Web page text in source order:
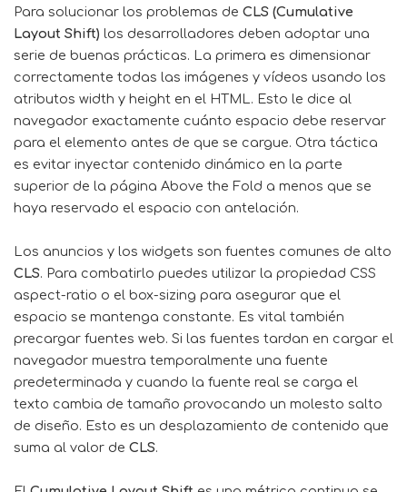
Para solucionar los problemas de CLS (Cumulative
Layout Shift) los desarrolladores deben adoptar una
serie de buenas prácticas. La primera es dimensionar
correctamente todas las imágenes y vídeos usando los
atributos width y height en el HTML. Esto le dice al
navegador exactamente cuánto espacio debe reservar
para el elemento antes de que se cargue. Otra táctica
es evitar inyectar contenido dinámico en la parte
superior de la página Above the Fold a menos que se
haya reservado el espacio con antelación.
Los anuncios y los widgets son fuentes comunes de alto
CLS. Para combatirlo puedes utilizar la propiedad CSS
aspect-ratio o el box-sizing para asegurar que el
espacio se mantenga constante. Es vital también
precargar fuentes web. Si las fuentes tardan en cargar el
navegador muestra temporalmente una fuente
predeterminada y cuando la fuente real se carga el
texto cambia de tamaño provocando un molesto salto
de diseño. Esto es un desplazamiento de contenido que
suma al valor de CLS.